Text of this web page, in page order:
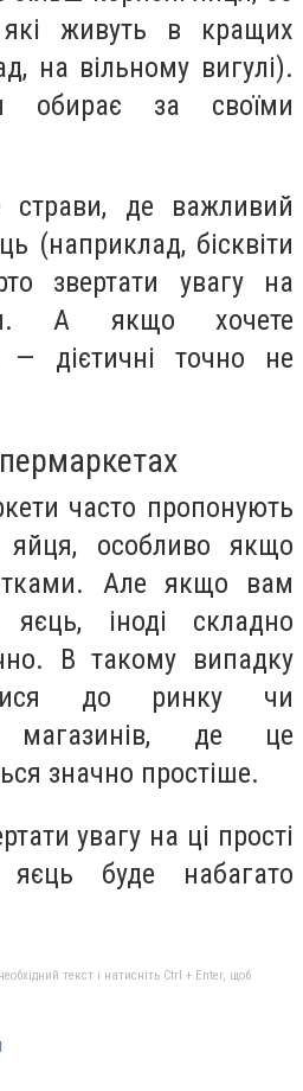
живуть в кращих
на вільному вигулі).
обирає за своїми
страви, де важливий
(наприклад, бісквіти
звертати увагу на
А якщо хочете
— дієтичні точно не
часто пропонують
яйця, особливо якщо
Але якщо вам
яєць, іноді складно
В такому випадку
до ринку чи
магазинів, де це
значно простіше.
увагу на ці прості
буде набагато
текст і натисніть Ctrl + Enter, щоб